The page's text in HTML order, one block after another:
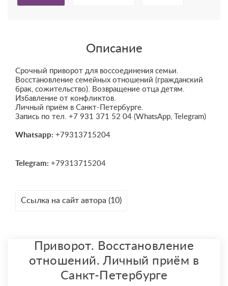
Описание
Срочный приворот для воссоединения семьи.
Восстановление семейных отношений (гражданский
брак, сожительство). Возвращение отца детям.
Избавление от конфликтов.
Личный приём в Санкт-Петербурге.
Запись по тел. +7 931 371 52 04 (WhatsApp, Telegram)
Whatsapp: +79313715204
Telegram: +79313715204
Ссылка на сайт автора (10)
Приворот. Восстановление
отношений. Личный приём в
Санкт-Петербурге